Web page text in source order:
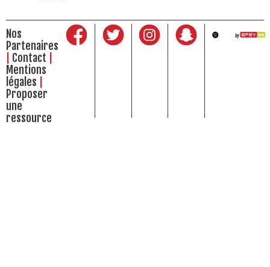
Nos
Partenaires
Contact
Mentions
légales
Proposer
une
ressource